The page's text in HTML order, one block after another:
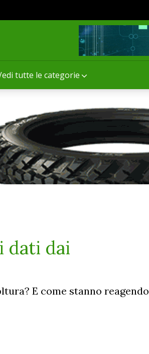
tutte le categorie
dati dai
E come stanno reagendo